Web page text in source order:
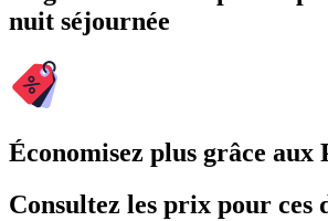
nuit séjournée
Économisez plus grâce aux
Consultez les prix pour ces